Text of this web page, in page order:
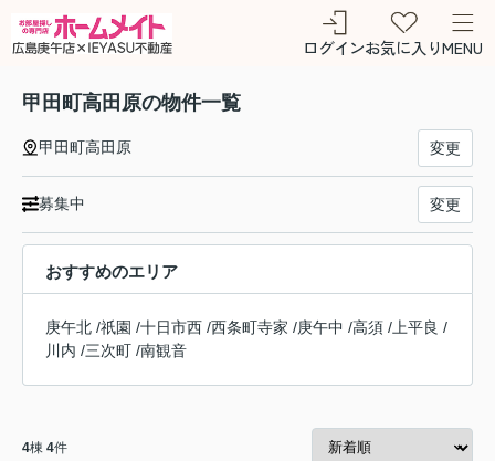
ログインお気に入りMENU
甲田町高田原の物件一覧
甲田町高田原 変更
募集中 変更
おすすめのエリア
庚午北 /祇園 /十日市西 /西条町寺家 /庚午中 /高須 / 上平良 /
川内 /三次町 /南観音
4棟 4件